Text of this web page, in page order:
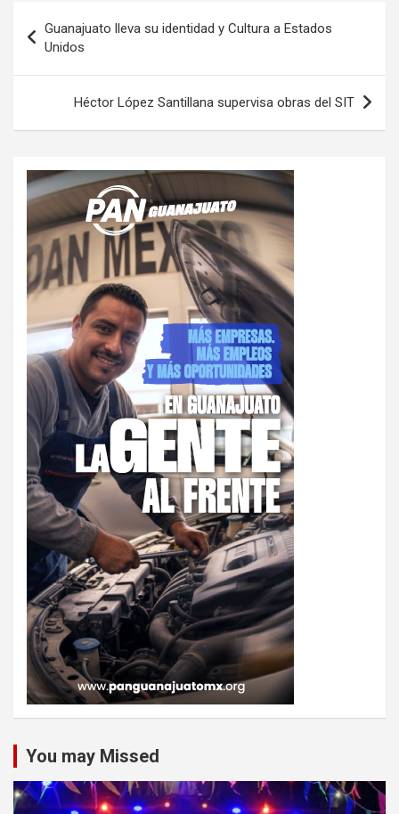
de
entradas
Guanajuato lleva su identidad y Cultura a Estados
Unidos
Héctor López Santillana supervisa obras del SIT
You may Missed